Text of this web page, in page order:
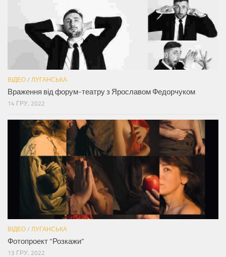
ВІДЕО / ЛУГАНСЬКА
Враження від форум-театру з Ярославом Федорчуком
14 ГРУ, 2022
ВІДЕО / ЛУГАНСЬКА
Фотопроект “Розкажи”
13 ГРУ, 2022